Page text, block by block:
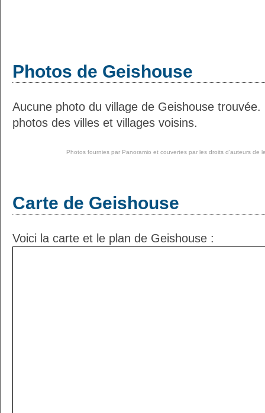
Photos de Geishouse
Aucune photo du village de Geishouse
photos des villes et villages voisins.
Photos fournies par Panoramio et couvertes par les droits d'auteurs de
Carte de Geishouse
Voici la carte et le plan de Geishouse :